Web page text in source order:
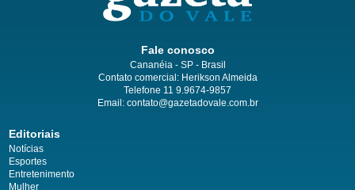
Fale conosco
Cananéia - SP - Brasil
Contato comercial: Herikson Almeida
Telefone 11 9.9674-9857
Email: contato@gazetadovale.com.br
Editoriais
Notícias
Esportes
Entretenimento
Mulher